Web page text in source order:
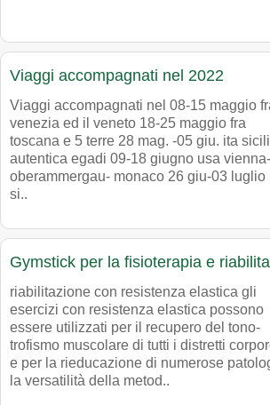
Viaggi accompagnati nel 2022
Viaggi accompagnati nel 08-15 maggio
venezia ed il veneto 18-25 maggio fra
toscana e 5 terre 28 mag. -05 giu. ita
autentica egadi 09-18 giugno usa vienna-
oberammergau- monaco 26 giu-03 luglio
si..
Gymstick per la fisioterapia e
riabilitazione con resistenza elastica gli
esercizi con resistenza elastica possono
essere utilizzati per il recupero del tono-
trofismo muscolare di tutti i distretti
e per la rieducazione di numerose
la versatilità della metod..